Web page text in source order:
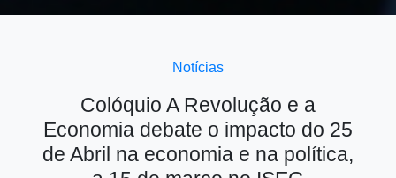
Notícias
Colóquio A Revolução e a
Economia debate o impacto do 25
de Abril na economia e na política,